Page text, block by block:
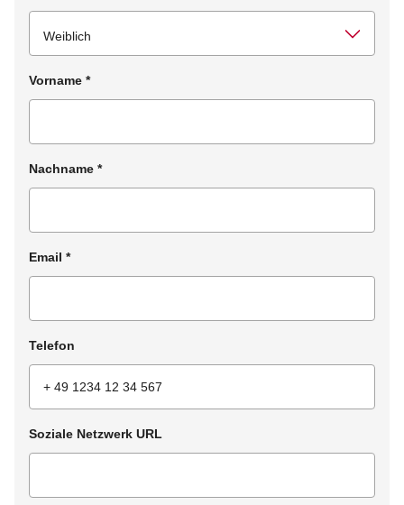
Vorname *
Nachname *
Email *
Telefon
Soziale Netzwerk URL